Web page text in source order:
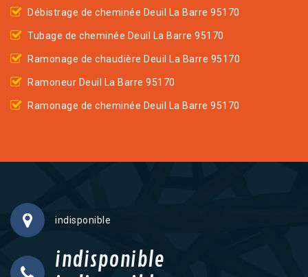
Débistrage de cheminée Deuil La Barre 95170
Tubage de cheminée Deuil La Barre 95170
Ramonage de chaudière Deuil La Barre 95170
Ramoneur Deuil La Barre 95170
Ramonage de cheminée Deuil La Barre 95170
indisponible
indisponible